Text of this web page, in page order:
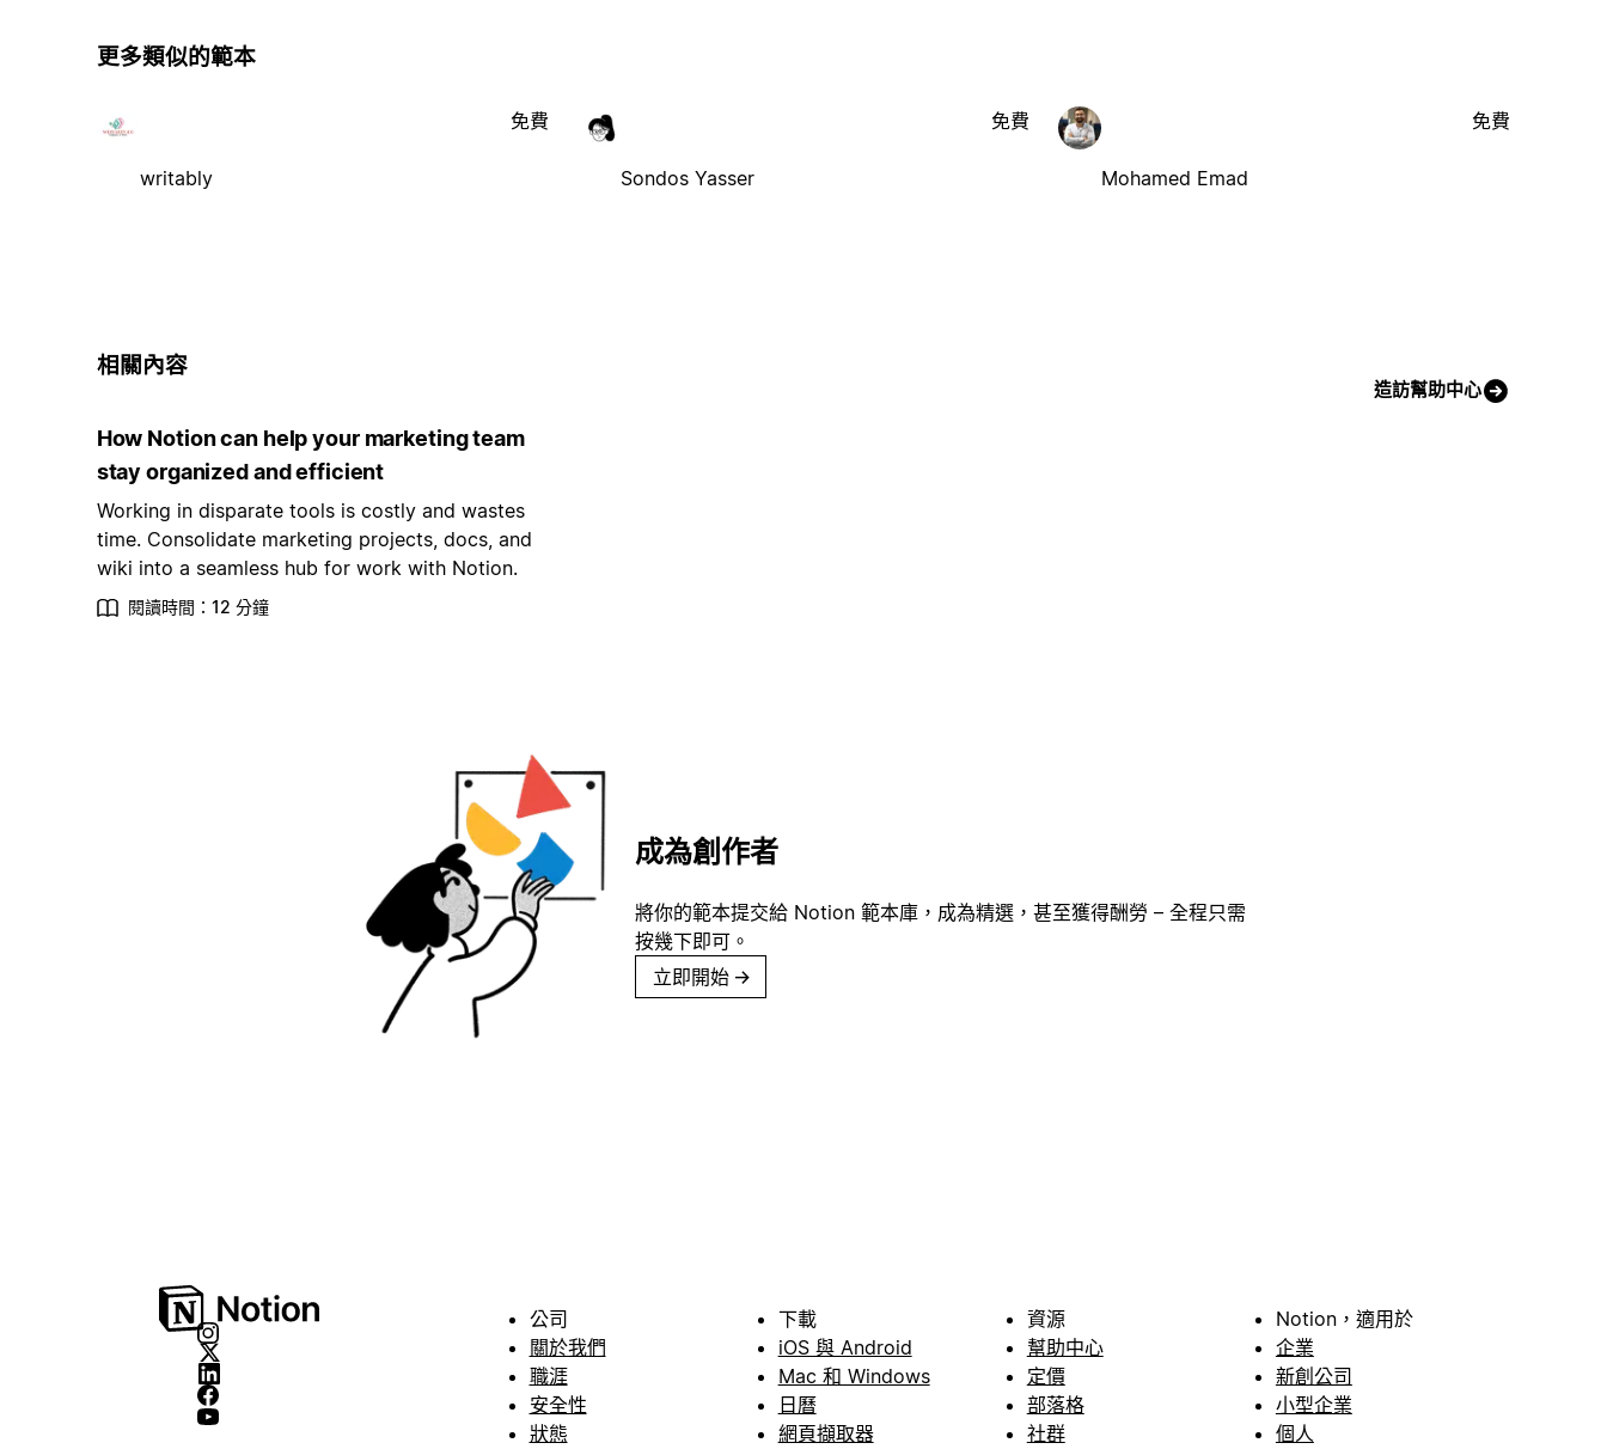
更多類似的範本
writably
免費
Sondos Yasser
免費
Mohamed Emad
免費
相關內容
造訪幫助中心
How Notion can help your marketing team
stay organized and efficient
Working in disparate tools is costly and wastes
time. Consolidate marketing projects, docs, and
wiki into a seamless hub for work with Notion.
閱讀時間：12 分鐘
成為創作者
將你的範本提交給 Notion 範本庫，成為精選，甚至獲得酬勞 – 全程只需
按幾下即可。
立即開始 →
公司
關於我們
職涯
安全性
狀態
下載
iOS 與 Android
Mac 和 Windows
日曆
網頁擷取器
資源
幫助中心
定價
部落格
社群
Notion，適用於
企業
新創公司
小型企業
個人